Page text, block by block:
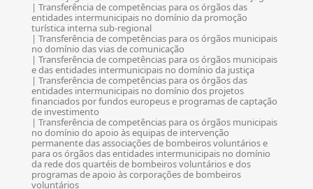
| Transferência de competências para os órgãos das
entidades intermunicipais no domínio da promoção
turística interna sub-regional
| Transferência de competências para os órgãos municipais
no domínio das vias de comunicação
| Transferência de competências para os órgãos municipais
e das entidades intermunicipais no domínio da justiça
| Transferência de competências para os órgãos das
entidades intermunicipais no domínio dos projetos
financiados por fundos europeus e programas de captação
de investimento
| Transferência de competências para os órgãos municipais
no domínio do apoio às equipas de intervenção
permanente das associações de bombeiros voluntários e
para os órgãos das entidades intermunicipais no domínio
da rede dos quartéis de bombeiros voluntários e dos
programas de apoio às corporações de bombeiros
voluntários